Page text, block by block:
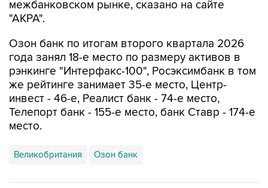
межбанковском рынке, сказано на сайте
"АКРА".
Озон банк по итогам второго квартала 2026
года занял 18-е место по размеру активов в
рэнкинге "Интерфакс-100", Росэксимбанк в том
же рейтинге занимает 35-е место, Центр-
инвест - 46-е, Реалист банк - 74-е место,
Телепорт банк - 155-е место, банк Ставр - 174-е
место.
Великобритания Озон банк